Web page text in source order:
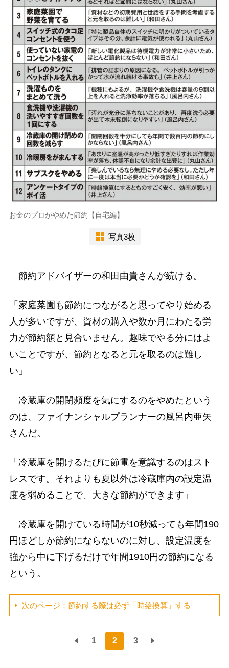
お金のプロがやめた節約【自宅編】
写真3枚
節約アドバイザーの和田由貴さんが続ける。
「家庭菜園も節約につながると思ってやり始める
人が多いですが、資材の購入や数か月にわたる労
力が節約額と見合いません。趣味でやる分にはよ
いことですが、節約となると元を取るのは難し
い」
冷蔵庫の開閉頻度を気にするのをやめたという
のは、ファイナンシャルプランナーの風呂内亜矢
さんだ。
「冷蔵庫を開けるたびに節電を意識するのはスト
レスです。それよりも夏以外は冷蔵庫内の設定温
度を弱めることで、大きな節約ができます」
冷蔵庫を開けている時間が10秒減っても年間190
円ほどしか節約にならないのに対し、設定温度を
強から中に下げるだけで年間1910円の節約になる
という。
次のページ：節約する際は必ず「時給換算」する
1 2 3